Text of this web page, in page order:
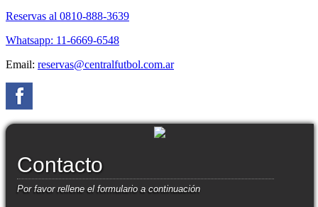
Reservas al 0810-888-3639
Whatsapp: 11-6669-6548
Email: reservas@centralfutbol.com.ar
Contacto
Por favor rellene el formulario a continuación